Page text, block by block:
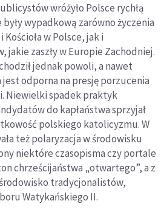
wróżyło Polsce rychłą
wypadkową zarówno życzenia
w Polsce, jak i
jakie zaszły w Europie Zachodniej.
jednak powoli, a nawet
jest odporna na presję porzucenia
Niewielki spadek praktyk
do kapłaństwa sprzyjał
polskiego katolicyzmu. W
też polaryzacja w środowisku
niektóre czasopisma czy portale
chrześcijaństwa „otwartego”, a z
tradycjonalistów,
Watykańskiego II.